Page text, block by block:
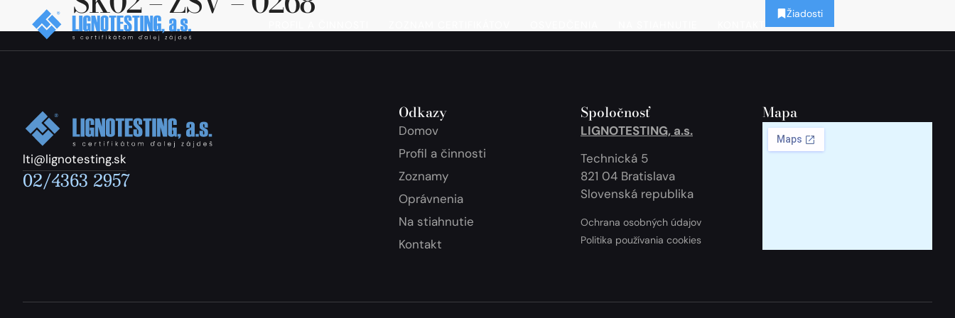
Žiadosti
lti@lignotesting.sk
02/4363 2957
Odkazy
Domov
Profil a činnosti
Zoznamy
Oprávnenia
Na stiahnutie
Kontakt
Spoločnosť
LIGNOTESTING, a.s.
Technická 5
821 04 Bratislava
Slovenská republika
Ochrana osobných údajov
Politika používania cookies
Mapa